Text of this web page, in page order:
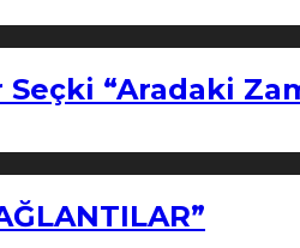
“Aradaki